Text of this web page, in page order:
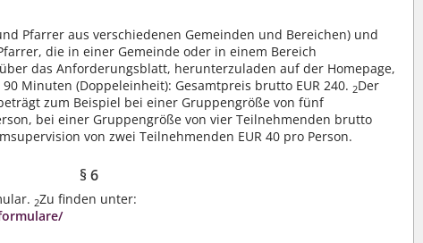
Pfarrer aus verschiedenen Gemeinden und Bereichen) und
die in einer Gemeinde oder in einem Bereich
das Anforderungsblatt, herunterzuladen auf der Homepage,
Minuten (Doppeleinheit): Gesamtpreis brutto EUR 240. 2Der
zum Beispiel bei einer Gruppengröße von fünf
bei einer Gruppengröße von vier Teilnehmenden brutto
von zwei Teilnehmenden EUR 40 pro Person.
§ 6
2Zu finden unter: